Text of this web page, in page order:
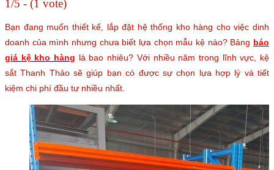
1/5 - (1 vote)
Bạn đang muốn thiết kế, lắp đặt hệ thống kho hàng cho việc dinh
doanh của mình nhưng chưa biết lựa chọn mẫu kệ nào? Bảng báo
giá kệ kho hàng là bao nhiêu? Với nhiều năm trong lĩnh vực, kệ
sắt Thanh Thảo sẽ giúp bạn có được sự chọn lựa hợp lý và tiết
kiệm chi phí đầu tư nhiều nhất.